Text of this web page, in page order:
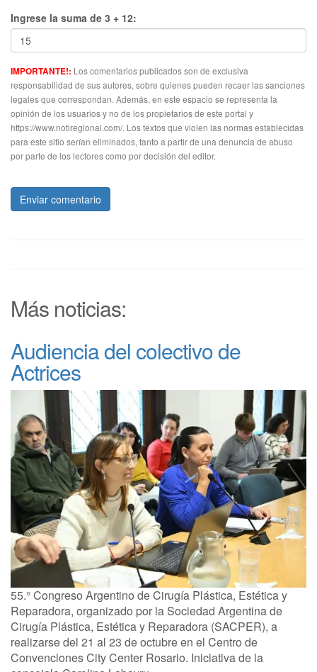
Ingrese la suma de 3 + 12:
IMPORTANTE!: Los comentarios publicados son de exclusiva
responsabilidad de sus autores, sobre quienes pueden recaer las sanciones
legales que correspondan. Además, en este espacio se representa la
opinión de los usuarios y no de los propietarios de este portal y
https://www.notiregional.com/. Los textos que violen las normas establecidas
para este sitio serían eliminados, tanto a partir de una denuncia de abuso
por parte de los lectores como por decisión del editor.
Enviar comentario
Más noticias:
Audiencia del colectivo de
Actrices
55.° Congreso Argentino de Cirugía Plástica, Estética y
Reparadora, organizado por la Sociedad Argentina de
Cirugía Plástica, Estética y Reparadora (SACPER), a
realizarse del 21 al 23 de octubre en el Centro de
Convenciones City Center Rosario. Iniciativa de la